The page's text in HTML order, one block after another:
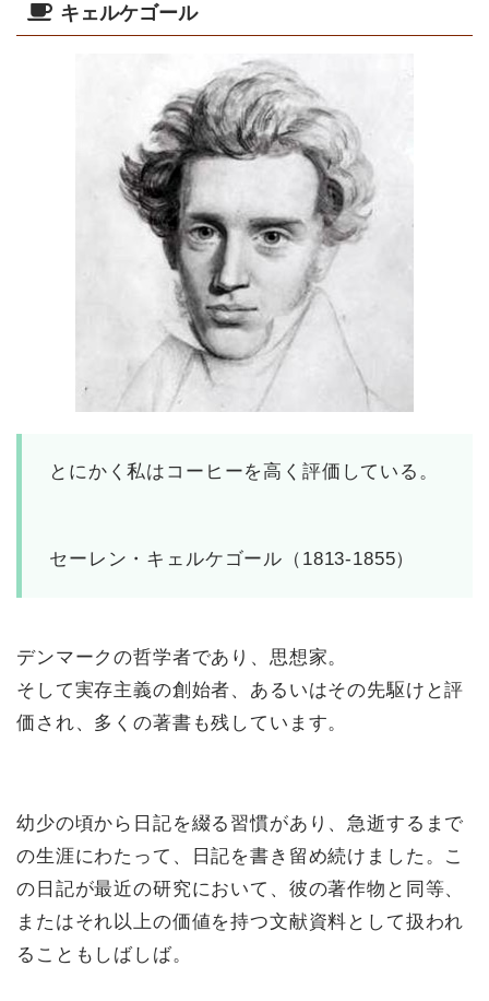
キェルケゴール
とにかく私はコーヒーを高く評価している。
セーレン・キェルケゴール（1813-1855）
デンマークの哲学者であり、思想家。
そして実存主義の創始者、あるいはその先駆けと評
価され、多くの著書も残しています。
幼少の頃から日記を綴る習慣があり、急逝するまで
の生涯にわたって、日記を書き留め続けました。こ
の日記が最近の研究において、彼の著作物と同等、
またはそれ以上の価値を持つ文献資料として扱われ
ることもしばしば。